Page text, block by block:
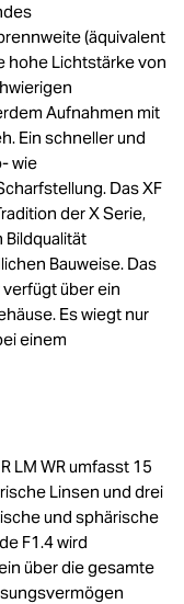
(äquivalent
hohe Lichtstärke von
Aufnahmen mit
Ein schneller und
wie
Das XF
der X Serie,
Bauweise. Das
über ein
Es wiegt nur
einem
LM WR umfasst 15
Linsen und drei
und sphärische
F1.4 wird
über die gesamte